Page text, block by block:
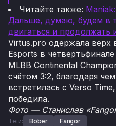
Читайте также:
Дальше, думаю, будем в
двигаться и продолжать
Virtus.pro одержала верх
Esports в
MLBB Continental
счётом 3:2, благодаря
встретилась с Verso
победила.
Фото — Станислав
Теги: Bober
Fangor